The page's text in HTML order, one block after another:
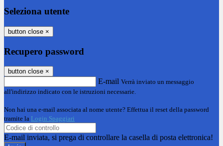
Seleziona utente
button close ×
Recupero password
button close ×
E-mail Verrà inviato un messaggio
all'indirizzo indicato con le istruzioni necessarie.
Non hai una e-mail associata al nome utente? Effettua il reset della password
tramite la Login Spaggiari
E-mail inviata, si prega di controllare la casella di posta elettronica!